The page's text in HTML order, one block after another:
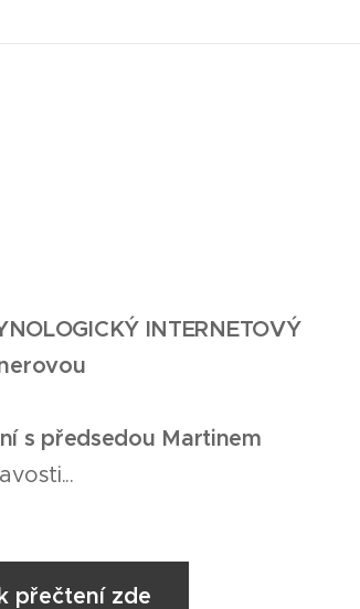
INTERNETOVÝ
s předsedou Martinem
🖋️
přečtení zde